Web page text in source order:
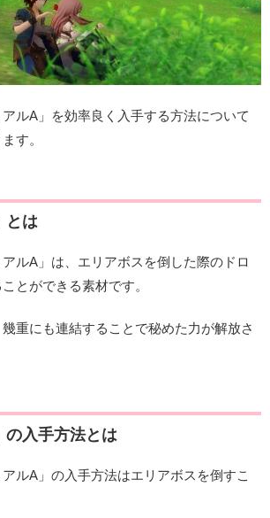
ルA」を効率良く入手する方法について
す。
とは
ルA」は、エリアボスを倒した際のドロ
とができる素材です。
重にも連結することで秘めた力が解放さ
の入手方法とは
ルA」の入手方法はエリアボスを倒すこ